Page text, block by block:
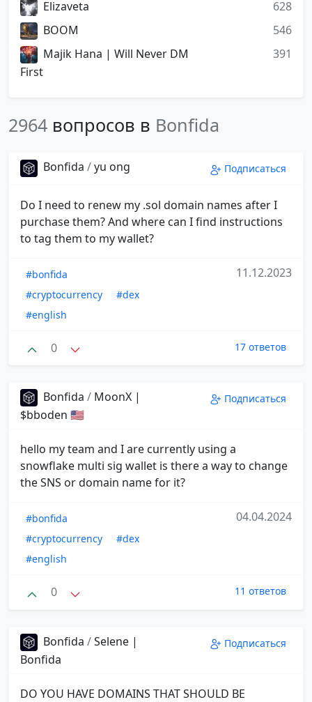
Elizaveta
628
BOOM
546
Majik Hana | Will Never DM
First
391
2964 вопросов в Bonfida
Bonfida /yu ong Подписаться
Do I need to renew my .sol domain names after I
purchase them? And where can I find instructions
to tag them to my wallet?
#bonfida
#cryptocurrency
#dex
#english
11.12.2023
0 17 ответов
Bonfida / MoonX |
$bboden 🇺🇲
Подписаться
hello my team and I are currently using a
snowflake multi sig wallet is there a way to change
the SNS or domain name for it?
#bonfida
#cryptocurrency
#dex
#english
04.04.2024
0 11 ответов
Bonfida /Selene |
Bonfida
Подписаться
DO YOU HAVE DOMAINS THAT SHOULD BE